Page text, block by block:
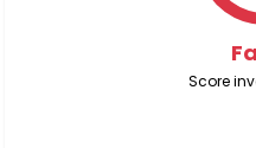
Score